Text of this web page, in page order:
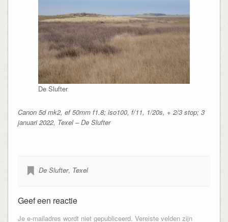
De Slufter
Canon 5d mk2, ef 50mm f1.8; iso100, f/11, 1/20s, + 2/3 stop; 3
januari 2022, Texel – De Slufter
De Slufter, Texel
Geef een reactie
Je e-mailadres wordt niet gepubliceerd. Vereiste velden zijn